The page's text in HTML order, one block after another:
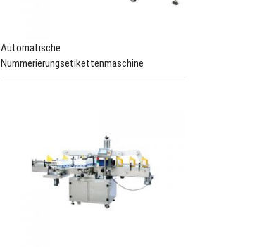
Automatische
Nummerierungsetikettenmaschine